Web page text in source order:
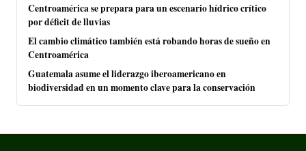
Centroamérica se prepara para un escenario hídrico crítico
por déficit de lluvias
El cambio climático también está robando horas de sueño en
Centroamérica
Guatemala asume el liderazgo iberoamericano en
biodiversidad en un momento clave para la conservación